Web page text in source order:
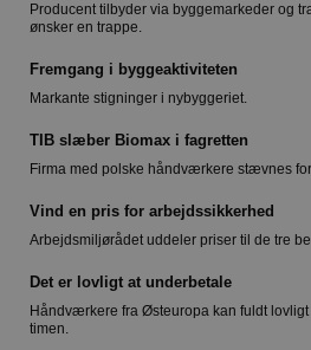
Producent tilbyder via byggemarkeder og
ønsker en trappe.
Fremgang i byggeaktiviteten
Markante stigninger i nybyggeriet.
TIB slæber Biomax i fagretten
Firma med polske håndværkere stævnes
Vind en pris for arbejdssikkerhed
Arbejdsmiljørådet uddeler priser til de tre
Det er lovligt at underbetale
Håndværkere fra Østeuropa kan fuldt
timen.